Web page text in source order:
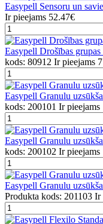
Easypell Sensoru un
Ir pieejams 52.47€
Easypell Drošības
kods: 80912 Ir pieejams
Easypell Granulu
kods: 200101 Ir pieejams
Easypell Granulu
kods: 200102 Ir pieejams
Easypell Granulu
Produkta kods: 201103 Ir